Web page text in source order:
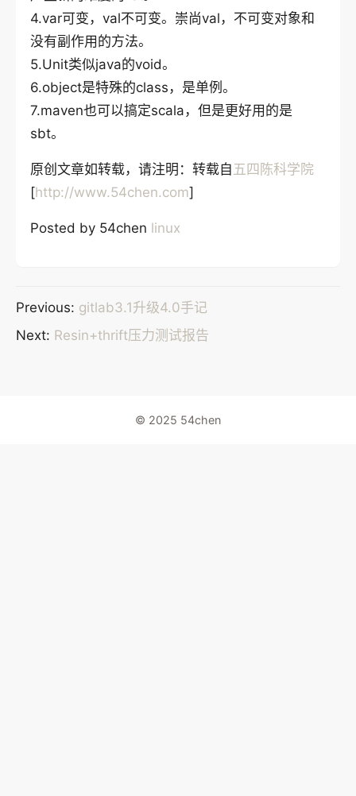
4.var可变，val不可变。崇尚val，不可变对象和
没有副作用的方法。
5.Unit类似java的void。
6.object是特殊的class，是单例。
7.maven也可以搞定scala，但是更好用的是
sbt。
原创文章如转载，请注明：转载自 五四陈科学院
[http://www.54chen.com]
Posted by 54chen linux
Previous: gitlab3.1升级4.0手记
Next: Resin+thrift压力测试报告
© 2025 54chen